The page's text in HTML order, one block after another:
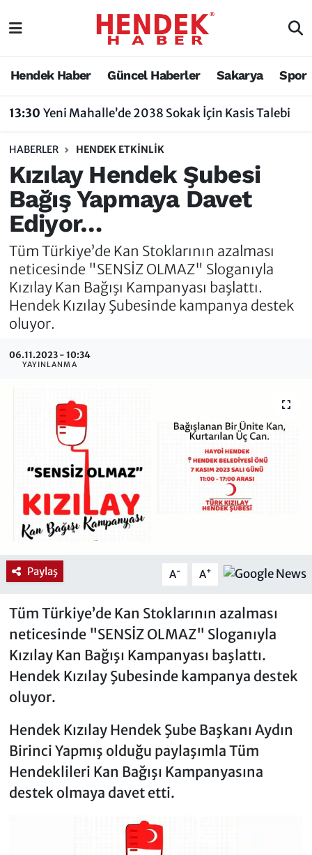
Hendek Haber Güncel Haberler Sakarya Spor
13:30 Yeni Mahalle’de 2038 Sokak İçin Kasis Talebi
HABERLER HENDEK ETKINLIK
Kızılay Hendek Şubesi
Bağış Yapmaya Davet
Ediyor…
Tüm Türkiye’de Kan Stoklarının azalması
neticesinde "SENSİZ OLMAZ" Sloganıyla
Kızılay Kan Bağışı Kampanyası başlattı.
Hendek Kızılay Şubesinde kampanya destek
oluyor.
06.11.2023 - 10:34
YAYINLANMA
Paylaş A- A+
Tüm Türkiye’de Kan Stoklarının azalması
neticesinde "SENSİZ OLMAZ" Sloganıyla
Kızılay Kan Bağışı Kampanyası başlattı.
Hendek Kızılay Şubesinde kampanya destek
oluyor.
Hendek Kızılay Hendek Şube Başkanı Aydın
Birinci Yapmış olduğu paylaşımla Tüm
Hendeklileri Kan Bağışı Kampanyasına
destek olmaya davet etti.
Hendek Haber
Nöbetçi Eczaneler
Vefat Edenler
Hendek Haber
Hakkında
Hendek Haber Reklam Servisi
Künye
İletişim
Sakarya Nöbetçi Eczaneler
Sakarya Trafik Yoğunluk Haritası
Tüm Manşetler
Son Dakika Haberleri
Haber Arşivi